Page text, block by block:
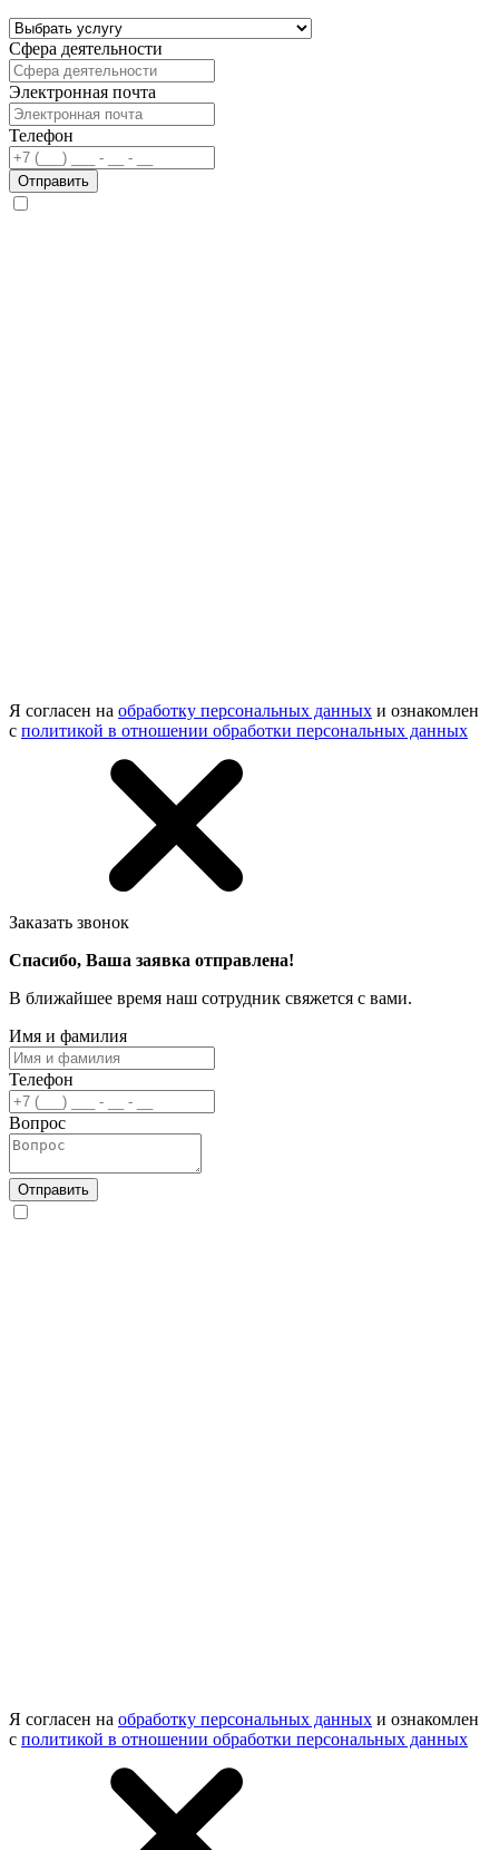
Сфера деятельности
Электронная почта
Телефон
Отправить
Я согласен на обработку персональных данных и ознакомлен
с политикой в отношении обработки персональных данных
Заказать звонок
Спасибо, Ваша заявка отправлена!
В ближайшее время наш сотрудник свяжется с вами.
Имя и фамилия
Телефон
Вопрос
Отправить
Я согласен на обработку персональных данных и ознакомлен
с политикой в отношении обработки персональных данных